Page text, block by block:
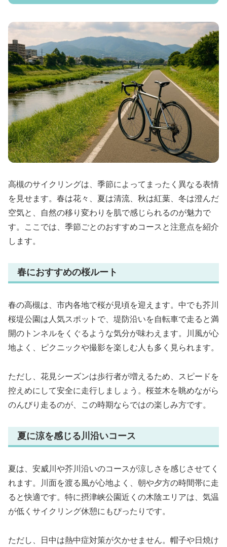
高槻のサイクリングは、季節によってまったく異なる表情
を見せます。春は花々、夏は清流、秋は紅葉、冬は澄んだ
空気と、自然の移り変わりを肌で感じられるのが魅力で
す。ここでは、季節ごとのおすすめコースと注意点を紹介
します。
春におすすめの桜ルート
春の高槻は、市内各地で桜が見頃を迎えます。中でも芥川
桜堤公園は人気スポットで、堤防沿いを自転車で走ると満
開のトンネルをくぐるような気分が味わえます。川風が心
地よく、ピクニックや撮影を楽しむ人も多く見られます。
ただし、花見シーズンは歩行者が増えるため、スピードを
控えめにして安全に走行しましょう。桜並木を眺めながら
のんびり走るのが、この時期ならではの楽しみ方です。
夏に涼を感じる川沿いコース
夏は、安威川や芥川沿いのコースが涼しさを感じさせてく
れます。川面を渡る風が心地よく、朝や夕方の時間帯に走
ると快適です。特に摂津峡公園近くの木陰エリアは、気温
が低くサイクリング休憩にもぴったりです。
ただし、日中は熱中症対策が欠かせません。帽子や日焼け